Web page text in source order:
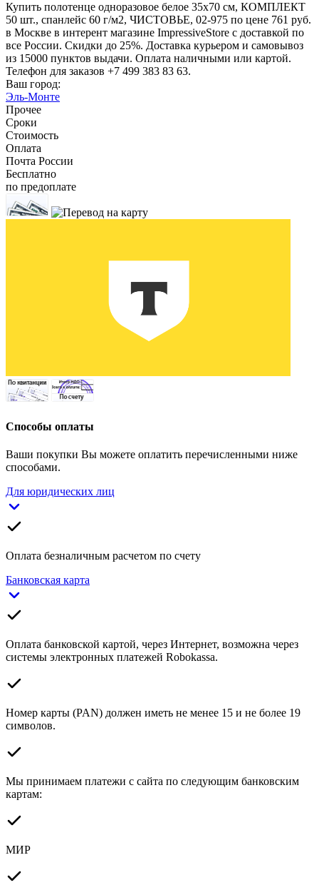
Купить полотенце одноразовое белое 35х70 см, КОМПЛЕКТ
50 шт., спанлейс 60 г/м2, ЧИСТОВЬЕ, 02-975 по цене 761 руб.
в Москве в интерент магазине ImpressiveStore с доставкой по
все России. Скидки до 25%. Доставка курьером и самовывоз
из 15000 пунктов выдачи. Оплата наличными или картой.
Телефон для заказов +7 499 383 83 63.
Ваш город:
Эль-Монте
Прочее
Сроки
Стоимость
Оплата
Почта России
Бесплатно
по предоплате
Способы оплаты
Ваши покупки Вы можете оплатить перечисленными ниже
способами.
Для юридических лиц
Оплата безналичным расчетом по счету
Банковская карта
Оплата банковской картой, через Интернет, возможна через
системы электронных платежей Robokassa.
Номер карты (PAN) должен иметь не менее 15 и не более 19
символов.
Мы принимаем платежи с сайта по следующим банковским
картам:
МИР